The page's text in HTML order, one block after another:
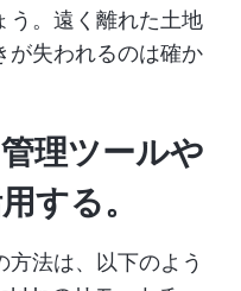
う。遠く離れた土地
が失われるのは確か
理ツールや
する。
法は、以下のよう